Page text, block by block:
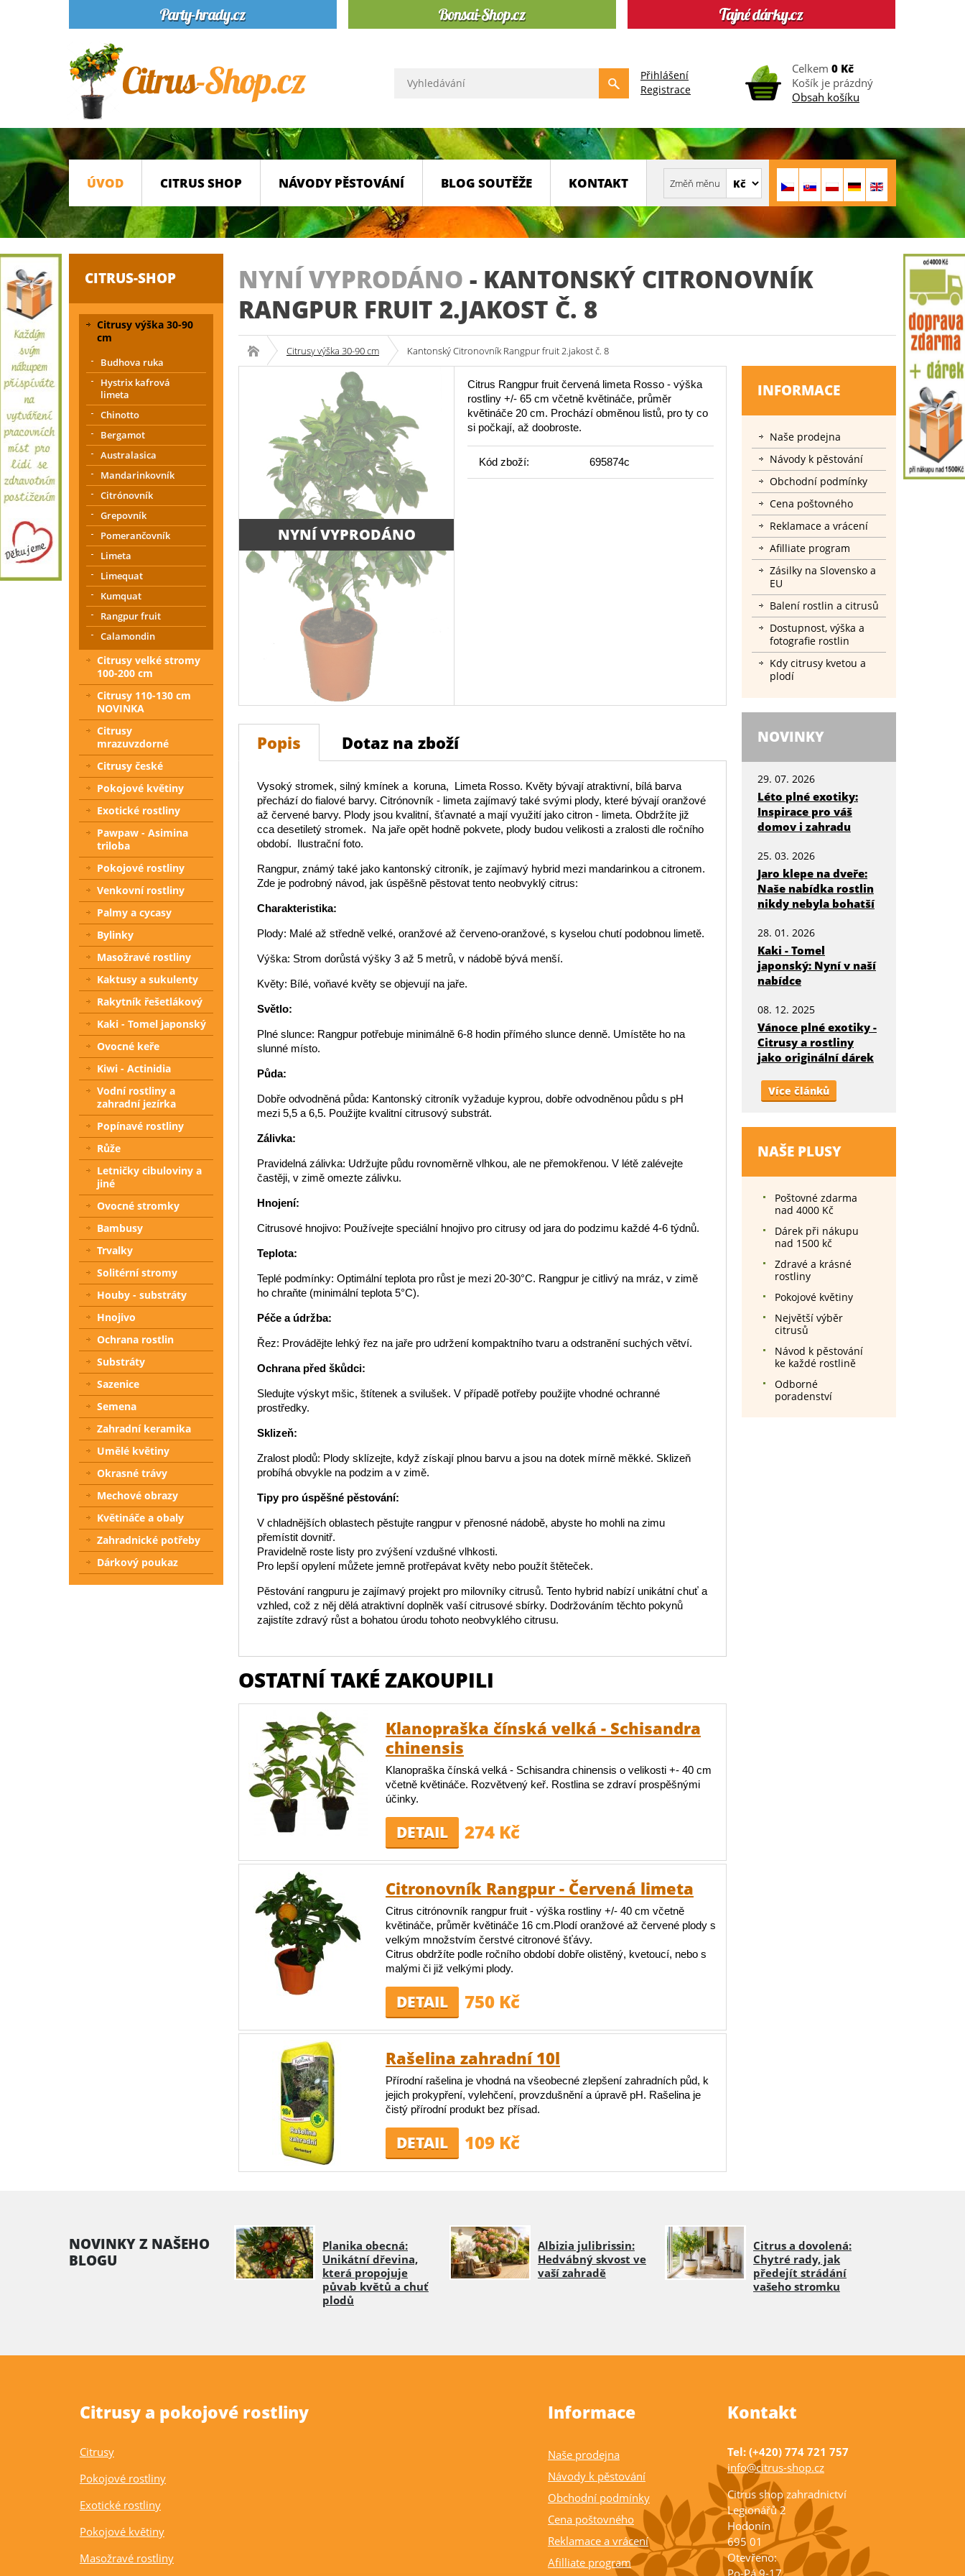
Přihlášení
Registrace
Celkem 0 Kč
Košík je prázdný
Obsah košíku
ÚVOD CITRUS SHOP NÁVODY PĚSTOVÁNÍ BLOG SOUTĚŽE KONTAKT
NYNÍ VYPRODÁNO - KANTONSKÝ CITRONOVNÍK
RANGPUR FRUIT 2.JAKOST Č. 8
Citrusy výška 30-90 cm Kantonský Citronovník Rangpur fruit 2.jakost č. 8
NYNÍ VYPRODÁNO
Citrus Rangpur fruit červená limeta Rosso - výška
rostliny +/- 65 cm včetně květináče, průměr
květináče 20 cm. Prochází obměnou listů, pro ty co
si počkají, až doobroste.
Kód zboží: 695874c
Popis Dotaz na zboží
Vysoký stromek, silný kmínek a koruna, Limeta Rosso. Květy bývají atraktivní, bílá barva
přechází do fialové barvy. Citrónovník - limeta zajímavý také svými plody, které bývají oranžové
až červené barvy. Plody jsou kvalitní, šťavnaté a mají využití jako citron - limeta. Obdržíte již
cca desetiletý stromek. Na jaře opět hodně pokvete, plody budou velikosti a zralosti dle ročního
období. Ilustrační foto.
Rangpur, známý také jako kantonský citroník, je zajímavý hybrid mezi mandarinkou a citronem.
Zde je podrobný návod, jak úspěšně pěstovat tento neobvyklý citrus:
Charakteristika:
Plody: Malé až středně velké, oranžové až červeno-oranžové, s kyselou chutí podobnou limetě.
Výška: Strom dorůstá výšky 3 až 5 metrů, v nádobě bývá menší.
Květy: Bílé, voňavé květy se objevují na jaře.
Světlo:
Plné slunce: Rangpur potřebuje minimálně 6-8 hodin přímého slunce denně. Umístěte ho na
slunné místo.
Půda:
Dobře odvodněná půda: Kantonský citroník vyžaduje kyprou, dobře odvodněnou půdu s pH
mezi 5,5 a 6,5. Použijte kvalitní citrusový substrát.
Zálivka:
Pravidelná zálivka: Udržujte půdu rovnoměrně vlhkou, ale ne přemokřenou. V létě zalévejte
častěji, v zimě omezte zálivku.
Hnojení:
Citrusové hnojivo: Používejte speciální hnojivo pro citrusy od jara do podzimu každé 4-6 týdnů.
Teplota:
Teplé podmínky: Optimální teplota pro růst je mezi 20-30°C. Rangpur je citlivý na mráz, v zimě
ho chraňte (minimální teplota 5°C).
Péče a údržba:
Řez: Provádějte lehký řez na jaře pro udržení kompaktního tvaru a odstranění suchých větví.
Ochrana před škůdci:
Sledujte výskyt mšic, štítenek a svilušek. V případě potřeby použijte vhodné ochranné
prostředky.
Sklizeň:
Zralost plodů: Plody sklízejte, když získají plnou barvu a jsou na dotek mírně měkké. Sklizeň
probíhá obvykle na podzim a v zimě.
Tipy pro úspěšné pěstování:
V chladnějších oblastech pěstujte rangpur v přenosné nádobě, abyste ho mohli na zimu
přemístit dovnitř.
Pravidelně roste listy pro zvýšení vzdušné vlhkosti.
Pro lepší opylení můžete jemně protřepávat květy nebo použít štěteček.
Pěstování rangpuru je zajímavý projekt pro milovníky citrusů. Tento hybrid nabízí unikátní chuť a
vzhled, což z něj dělá atraktivní doplněk vaší citrusové sbírky. Dodržováním těchto pokynů
zajistíte zdravý růst a bohatou úrodu tohoto neobvyklého citrusu.
OSTATNÍ TAKÉ ZAKOUPILI
Klanopraška čínská velká - Schisandra
chinensis
Klanopraška čínská velká - Schisandra chinensis o velikosti +- 40 cm
včetně květináče. Rozvětvený keř. Rostlina se zdraví prospěšnými
účinky.
DETAIL 274 Kč
Citronovník Rangpur - Červená limeta
Citrus citrónovník rangpur fruit - výška rostliny +/- 40 cm včetně
květináče, průměr květináče 16 cm.Plodí oranžové až červené plody s
velkým množstvím čerstvé citronové šťávy.
Citrus obdržíte podle ročního období dobře olistěný, kvetoucí, nebo s
malými či již velkými plody.
DETAIL 750 Kč
Rašelina zahradní 10l
Přírodní rašelina je vhodná na všeobecné zlepšení zahradních půd, k
jejich prokypření, vylehčení, provzdušnění a úpravě pH. Rašelina je
čistý přírodní produkt bez přísad.
DETAIL 109 Kč
INFORMACE
Naše prodejna
Návody k pěstování
Obchodní podmínky
Cena poštovného
Reklamace a vrácení
Afilliate program
Zásilky na Slovensko a
EU
Balení rostlin a citrusů
Dostupnost, výška a
fotografie rostlin
Kdy citrusy kvetou a
plodí
NOVINKY
29. 07. 2026
Léto plné exotiky:
Inspirace pro váš
domov i zahradu
25. 03. 2026
Jaro klepe na dveře:
Naše nabídka rostlin
nikdy nebyla bohatší
28. 01. 2026
Kaki - Tomel
japonský: Nyní v naší
nabídce
08. 12. 2025
Vánoce plné exotiky -
Citrusy a rostliny
jako originální dárek
Více článků
NAŠE PLUSY
Poštovné zdarma
nad 4000 Kč
Dárek při nákupu
nad 1500 kč
Zdravé a krásné
rostliny
Pokojové květiny
Největší výběr
citrusů
Návod k pěstování
ke každé rostlině
Odborné
poradenství
CITRUS-SHOP
Citrusy výška 30-90
cm
Budhova ruka
Hystrix kafrová
limeta
Chinotto
Bergamot
Australasica
Mandarinkovník
Citrónovník
Grepovník
Pomerančovník
Limeta
Limequat
Kumquat
Rangpur fruit
Calamondin
Citrusy velké stromy
100-200 cm
Citrusy 110-130 cm
NOVINKA
Citrusy
mrazuvzdorné
Citrusy české
Pokojové květiny
Exotické rostliny
Pawpaw - Asimina
triloba
Pokojové rostliny
Venkovní rostliny
Palmy a cycasy
Bylinky
Masožravé rostliny
Kaktusy a sukulenty
Rakytník řešetlákový
Kaki - Tomel japonský
Ovocné keře
Kiwi - Actinidia
Vodní rostliny a
zahradní jezírka
Popínavé rostliny
Růže
Letničky cibuloviny a
jiné
Ovocné stromky
Bambusy
Trvalky
Solitérní stromy
Houby - substráty
Hnojivo
Ochrana rostlin
Substráty
Sazenice
Semena
Zahradní keramika
Umělé květiny
Okrasné trávy
Mechové obrazy
Květináče a obaly
Zahradnické potřeby
Dárkový poukaz
NOVINKY Z NAŠEHO
BLOGU
Planika obecná:
Unikátní dřevina,
která propojuje
půvab květů a chuť
plodů
Albizia julibrissin:
Hedvábný skvost ve
vaší zahradě
Citrus a dovolená:
Chytré rady, jak
předejít strádání
vašeho stromku
Citrusy a pokojové rostliny
Citrusy
Pokojové rostliny
Exotické rostliny
Pokojové květiny
Masožravé rostliny
Informace
Naše prodejna
Návody k pěstování
Obchodní podmínky
Cena poštovného
Reklamace a vrácení
Afilliate program
Kontakt
Tel: (+420) 774 721 757
info@citrus-shop.cz
Citrus shop zahradnictví
Legionářů 2
Hodonín
695 01
Otevřeno:
Po-Pá 9-17